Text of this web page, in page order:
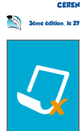
3ème édition, le